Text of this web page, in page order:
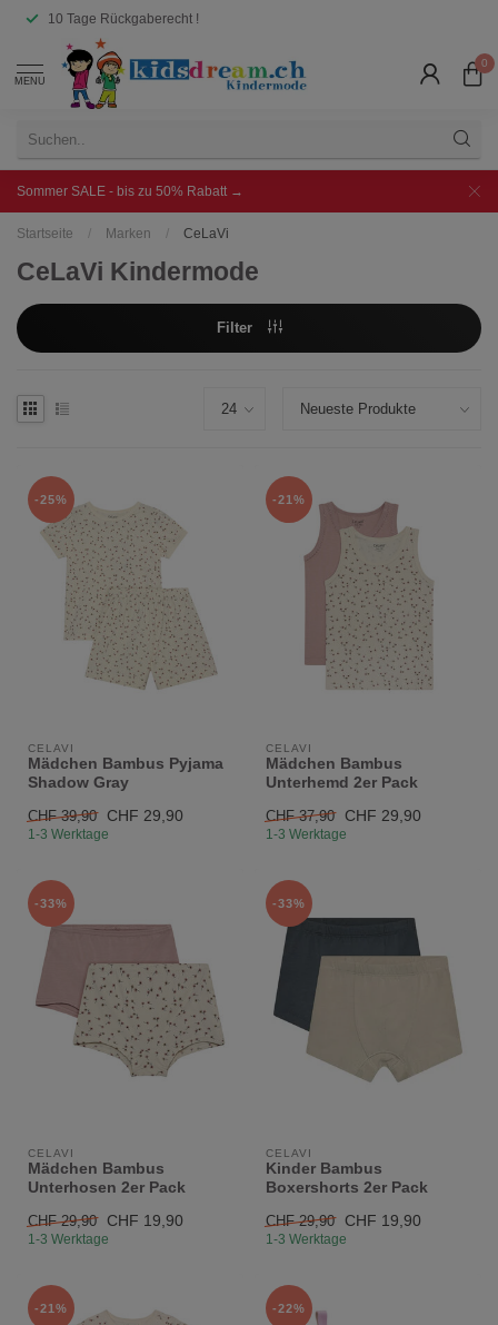
10 Tage Rückgaberecht !
MENU
0
Sommer SALE - bis zu 50% Rabatt →
Startseite / Marken / CeLaVi
CeLaVi Kindermode
Filter
-25%
CELAVI
Mädchen Bambus Pyjama
Shadow Gray
CHF 39,90 CHF 29,90
1-3 Werktage
-21%
CELAVI
Mädchen Bambus
Unterhemd 2er Pack
CHF 37,90 CHF 29,90
1-3 Werktage
-33%
CELAVI
Mädchen Bambus
Unterhosen 2er Pack
CHF 29,90 CHF 19,90
1-3 Werktage
-33%
CELAVI
Kinder Bambus
Boxershorts 2er Pack
CHF 29,90 CHF 19,90
1-3 Werktage
-21% -22%